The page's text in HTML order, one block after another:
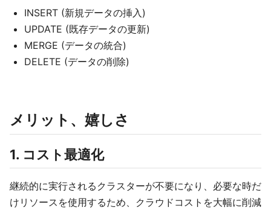
INSERT (新規データの挿入)
UPDATE (既存データの更新)
MERGE (データの統合)
DELETE (データの削除)
メリット、嬉しさ
1. コスト最適化
継続的に実行されるクラスターが不要になり、必要な時だ
けリソースを使用するため、クラウドコストを大幅に削減